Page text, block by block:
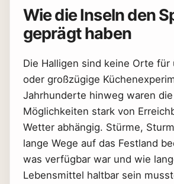
Wie die Inseln den
geprägt haben
Die Halligen sind keine Orte für
oder großzügige
Jahrhunderte hinweg waren
Möglichkeiten stark von
Wetter abhängig. Stürme,
lange Wege auf das Festland
was verfügbar war und wie
Lebensmittel haltbar sein